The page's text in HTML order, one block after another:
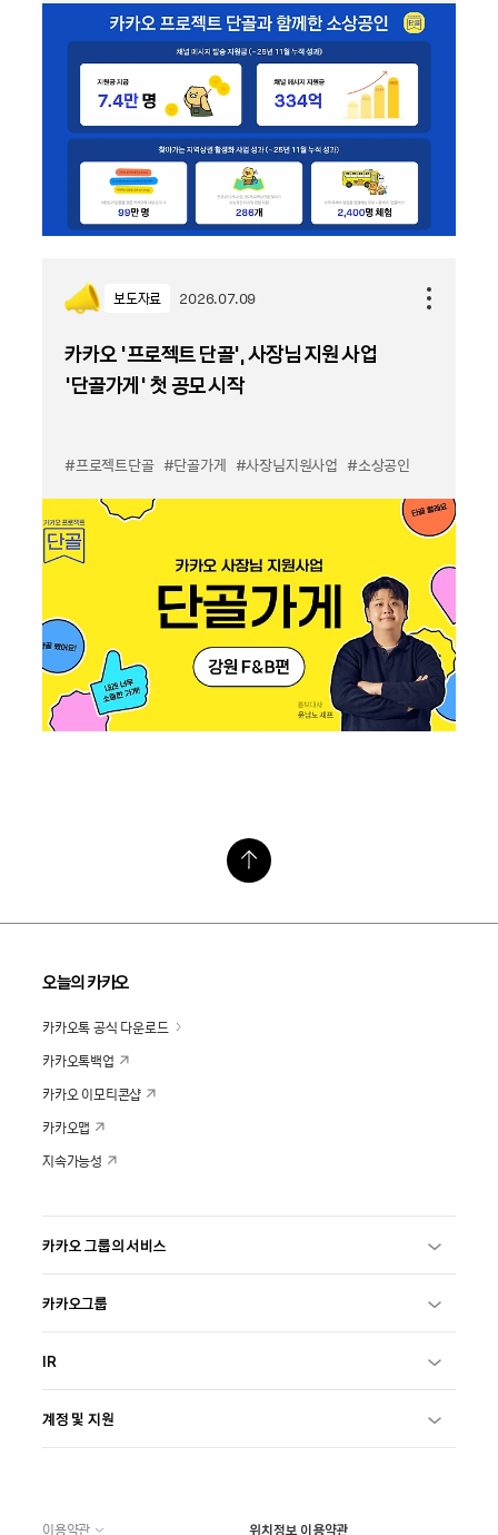
보도자료 2026.07.09
카카오 ‘프로젝트 단골’, 사장님 지원 사업
‘단골가게’ 첫 공모 시작
#프로젝트단골 #단골가게 #사장님지원사업 #소상공인
오늘의 카카오
카카오톡 공식 다운로드
카카오톡백업
카카오 이모티콘샵
카카오맵
지속가능성
카카오 그룹의 서비스
카카오그룹
IR
계정 및 지원
이용약관 위치정보 이용약관